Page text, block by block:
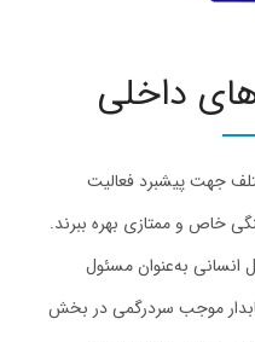
داخلی
جهت پیشبرد فعالیت
خاص و ممتازی بهره ببرند.
انسانی به‌عنوان مسئول
موجب سردرگمی در بخش